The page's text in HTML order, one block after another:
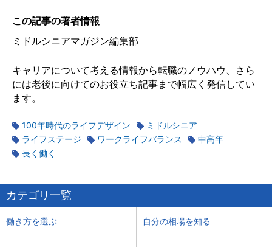
この記事の著者情報
ミドルシニアマガジン編集部
キャリアについて考える情報から転職のノウハウ、さら
には老後に向けてのお役立ち記事まで幅広く発信してい
ます。
100年時代のライフデザイン
ミドルシニア
ライフステージ
ワークライフバランス
中高年
長く働く
カテゴリ一覧
働き方を選ぶ 自分の相場を知る